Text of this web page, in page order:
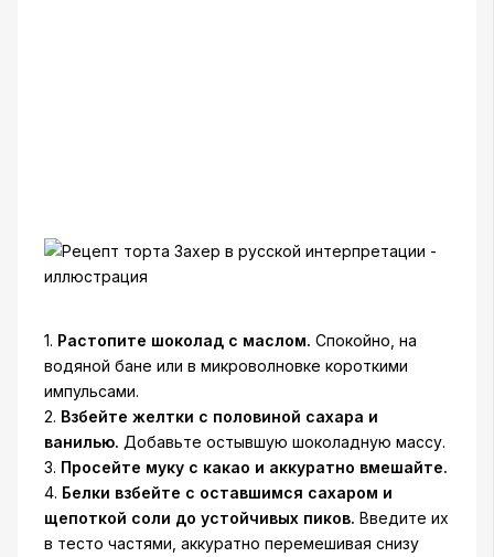
1. Растопите шоколад с маслом. Спокойно, на
водяной бане или в микроволновке короткими
импульсами.
2. Взбейте желтки с половиной сахара и
ванилью. Добавьте остывшую шоколадную массу.
3. Просейте муку с какао и аккуратно вмешайте.
4. Белки взбейте с оставшимся сахаром и
щепоткой соли до устойчивых пиков. Введите их
в тесто частями, аккуратно перемешивая снизу